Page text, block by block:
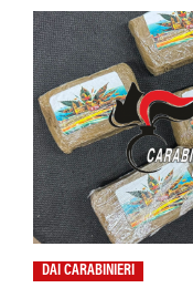
DAI CARABINIERI